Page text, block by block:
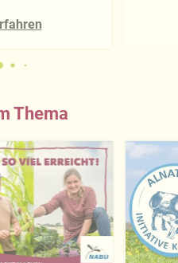
Thema